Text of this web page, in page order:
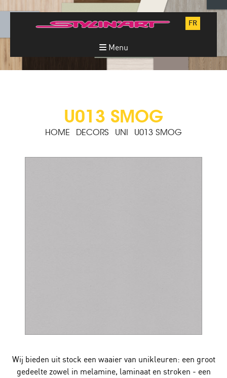
FR
Menu
U013 SMOG
HOME DECORS UNI U013 SMOG
Wij bieden uit stock een waaier van unikleuren: een groot
gedeelte zowel in melamine, laminaat en stroken - een